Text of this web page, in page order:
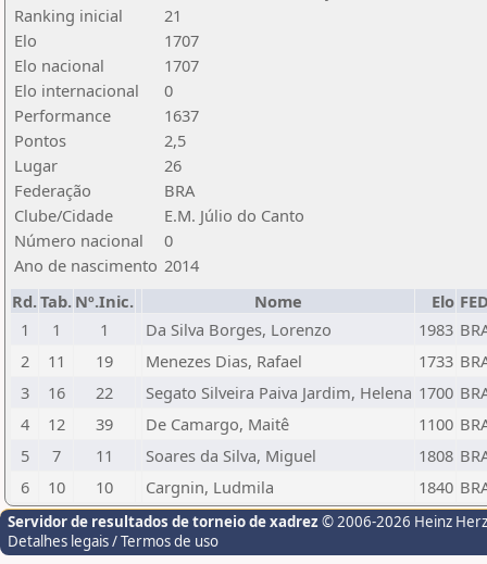
Ranking inicial
21
Elo
1707
Elo nacional
1707
Elo internacional
0
Performance
1637
Pontos
2,5
Lugar
26
Federação
BRA
Clube/Cidade
E.M. Júlio do Canto
Número nacional
0
Ano de nascimento 2014
Rd.Tab. Nº.Inic. Nome Elo
1
1 1 Da Silva Borges, Lorenzo 1983
2
11 19 Menezes Dias, Rafael 1733
3
16 22 Segato Silveira Paiva Jardim, Helena 1700
4
12 39 De Camargo, Maitê 1100
5
7 11 Soares da Silva, Miguel 1808
6
10 10 Cargnin, Ludmila 1840
Servidor de resultados de torneio de xadrez © 2006-2026 Heinz
Detalhes legais / Termos de uso